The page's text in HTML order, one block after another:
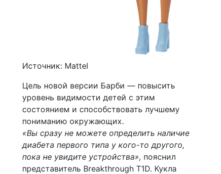
Источник: Mattel
Цель новой версии Барби — повысить
уровень видимости детей с этим
состоянием и способствовать лучшему
пониманию окружающих.
«Вы сразу не можете определить наличие
диабета первого типа у кого-то другого,
пока не увидите устройства», пояснил
представитель Breakthrough T1D. Кукла